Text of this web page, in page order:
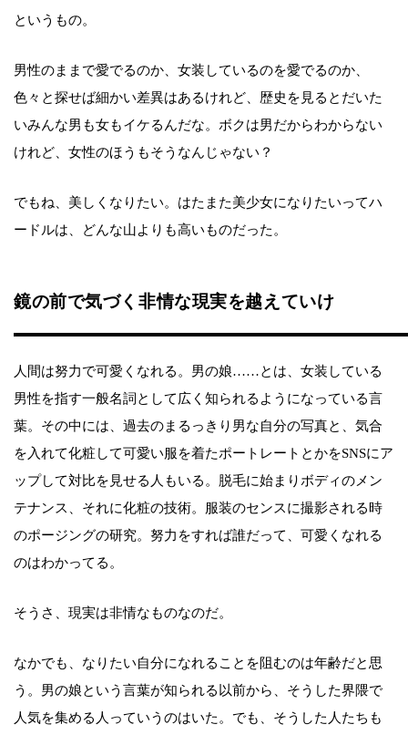
というもの。
男性のままで愛でるのか、女装しているのを愛でるのか、
色々と探せば細かい差異はあるけれど、歴史を見るとだいた
いみんな男も女もイケるんだな。ボクは男だからわからない
けれど、女性のほうもそうなんじゃない？
でもね、美しくなりたい。はたまた美少女になりたいってハ
ードルは、どんな山よりも高いものだった。
鏡の前で気づく非情な現実を越えていけ
人間は努力で可愛くなれる。男の娘……とは、女装している
男性を指す一般名詞として広く知られるようになっている言
葉。その中には、過去のまるっきり男な自分の写真と、気合
を入れて化粧して可愛い服を着たポートレートとかをSNSにア
ップして対比を見せる人もいる。脱毛に始まりボディのメン
テナンス、それに化粧の技術。服装のセンスに撮影される時
のポージングの研究。努力をすれば誰だって、可愛くなれる
のはわかってる。
そうさ、現実は非情なものなのだ。
なかでも、なりたい自分になれることを阻むのは年齢だと思
う。男の娘という言葉が知られる以前から、そうした界隈で
人気を集める人っていうのはいた。でも、そうした人たちも